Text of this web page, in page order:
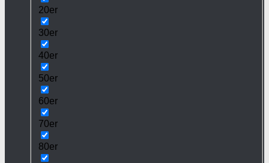
20er
30er
40er
50er
60er
70er
80er